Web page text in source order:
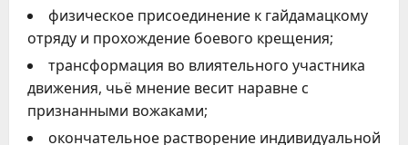
физическое присоединение к гайдамацкому
отряду и прохождение боевого крещения;
трансформация во влиятельного участника
движения, чьё мнение весит наравне с
признанными вожаками;
окончательное растворение индивидуальной